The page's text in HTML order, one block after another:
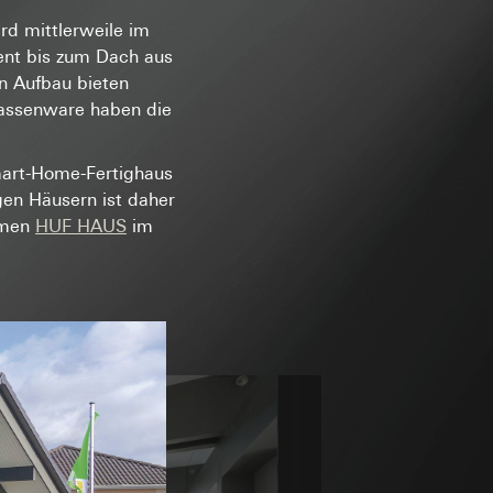
mittlerweile im
bis zum Dach aus
Aufbau bieten
haben die
Home-Fertighaus
Häusern ist daher
HUF HAUS im
im Rahmen
oder
vom Nutzer
auf der
unter
Gira Marketing-
Verfügung